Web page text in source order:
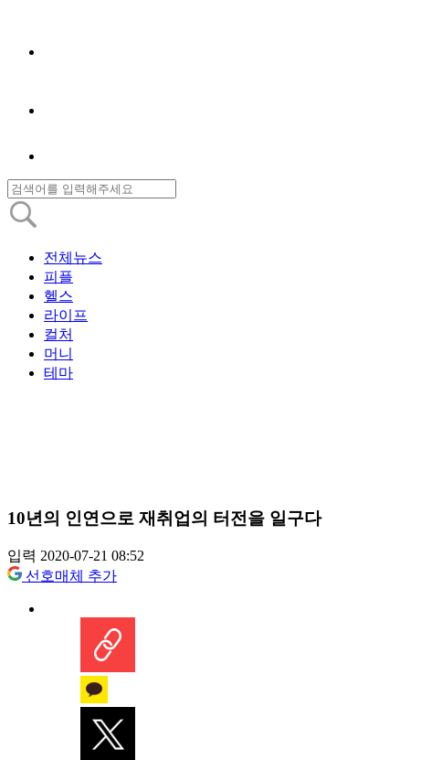
전체뉴스
피플
헬스
라이프
컬처
머니
테마
10년의 인연으로 재취업의 터전을 일구다
입력 2020-07-21 08:52
선호매체 추가